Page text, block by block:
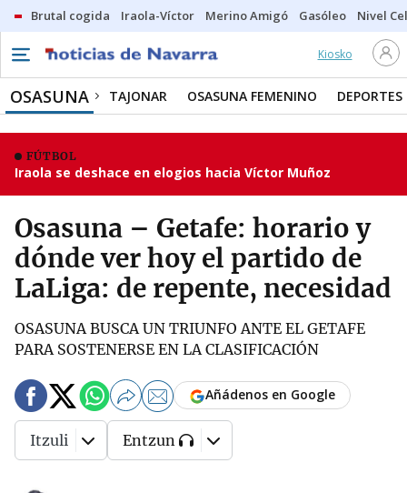
Brutal cogida Iraola-Víctor Merino Amigó Gasóleo Nivel
Kiosko
OSASUNA TAJONAR OSASUNA FEMENINO DEPORTES
FÚTBOL
Iraola se deshace en elogios hacia Víctor Muñoz
Osasuna – Getafe: horario y
dónde ver hoy el partido de
LaLiga: de repente, necesidad
OSASUNA BUSCA UN TRIUNFO ANTE EL GETAFE
PARA SOSTENERSE EN LA CLASIFICACIÓN
Añádenos en Google
Itzuli Entzun